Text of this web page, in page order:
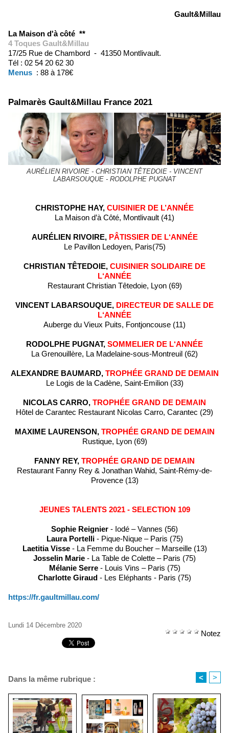
Gault&Millau
La Maison d'à côté **
4 Toques Gault&Millau
17/25 Rue de Chambord - 41350 Montlivault.
Tél : 02 54 20 62 30
Menus : 88 à 178€
Palmarès Gault&Millau France 2021
AURÉLIEN RIVOIRE - CHRISTIAN TÊTEDOIE - VINCENT
LABARSOUQUE - RODOLPHE PUGNAT
CHRISTOPHE HAY, CUISINIER DE L’ANNÉE
La Maison d’à Côté, Montlivault (41)
AURÉLIEN RIVOIRE, PÂTISSIER DE L‘ANNÉE
Le Pavillon Ledoyen, Paris(75)
CHRISTIAN TÊTEDOIE, CUISINIER SOLIDAIRE DE
L‘ANNÉE
Restaurant Christian Têtedoie, Lyon (69)
VINCENT LABARSOUQUE, DIRECTEUR DE SALLE DE
L‘ANNÉE
Auberge du Vieux Puits, Fontjoncouse (11)
RODOLPHE PUGNAT, SOMMELIER DE L‘ANNÉE
La Grenouillère, La Madelaine-sous-Montreuil (62)
ALEXANDRE BAUMARD, TROPHÉE GRAND DE DEMAIN
Le Logis de la Cadène, Saint-Emilion (33)
NICOLAS CARRO, TROPHÉE GRAND DE DEMAIN
Hôtel de Carantec Restaurant Nicolas Carro, Carantec (29)
MAXIME LAURENSON, TROPHÉE GRAND DE DEMAIN
Rustique, Lyon (69)
FANNY REY, TROPHÉE GRAND DE DEMAIN
Restaurant Fanny Rey & Jonathan Wahid, Saint-Rémy-de-
Provence (13)
JEUNES TALENTS 2021 - SELECTION 109
Sophie Reignier - Iodé – Vannes (56)
Laura Portelli- Pique-Nique – Paris (75)
Laetitia Visse- La Femme du Boucher – Marseille (13)
Josselin Marie - La Table de Colette – Paris (75)
Mélanie Serre- Louis Vins – Paris (75)
Charlotte Giraud - Les Eléphants - Paris (75)
https://fr.gaultmillau.com/
Lundi 14 Décembre 2020
Notez
Dans la même rubrique : < >